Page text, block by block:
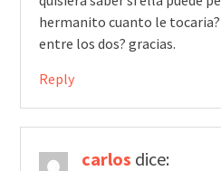
hermanito cuanto le tocaria?
entre los dos? gracias.
Reply
carlos dice: